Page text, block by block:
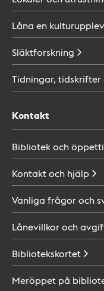
Låna en
Släktforskning
Tidningar, tidskrifter
Kontakt
Bibliotek och
Kontakt och hjälp
Vanliga frågor och
Lånevillkor och
Bibliotekskortet
Meröppet på